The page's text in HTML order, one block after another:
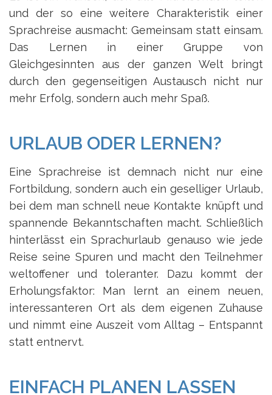
und der so eine weitere Charakteristik einer
Sprachreise ausmacht: Gemeinsam statt einsam.
Das Lernen in einer Gruppe von
Gleichgesinnten aus der ganzen Welt bringt
durch den gegenseitigen Austausch nicht nur
mehr Erfolg, sondern auch mehr Spaß.
URLAUB ODER LERNEN?
Eine Sprachreise ist demnach nicht nur eine
Fortbildung, sondern auch ein geselliger Urlaub,
bei dem man schnell neue Kontakte knüpft und
spannende Bekanntschaften macht. Schließlich
hinterlässt ein Sprachurlaub genauso wie jede
Reise seine Spuren und macht den Teilnehmer
weltoffener und toleranter. Dazu kommt der
Erholungsfaktor: Man lernt an einem neuen,
interessanteren Ort als dem eigenen Zuhause
und nimmt eine Auszeit vom Alltag – Entspannt
statt entnervt.
EINFACH PLANEN LASSEN